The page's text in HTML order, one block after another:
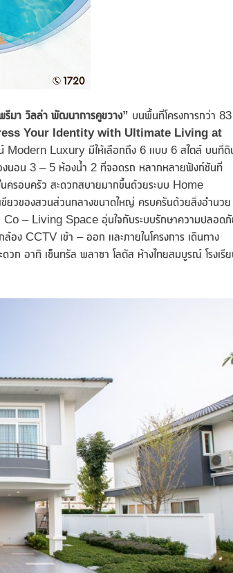
รีมา วิลล่า พัฒนาการคูขวาง” บนพื้นที่โครงการกว่า 83
Your Identity with Ultimate Living at
น์ Modern Luxury มีให้เลือกถึง 6 แบบ 6 สไตล์ บนที่ดิ
งนอน 3 – 5 ห้องน้ำ 2 ที่จอดรถ หลากหลายฟังก์ชันที่
นครอบครัว สะดวกสบายมากขึ้นด้วยระบบ Home
วของสวนส่วนกลางขนาดใหญ่ ครบครันด้วยสิ่งอำนวย
Co – Living Space อุ่นใจกับระบบรักษาความปลอด
CCTV เข้า – ออก และภายในโครงการ เดินทาง
ก อาทิ เซ็นทรัล พลาซา โลตัส ห้างไทยสมบูรณ์ โรงเรี